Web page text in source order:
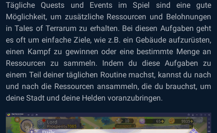
Tägliche Quests und Events im Spiel sind eine gute
Möglichkeit, um zusätzliche Ressourcen und Belohnungen
in Tales of Terrarum zu erhalten. Bei diesen Aufgaben geht
es oft um einfache Ziele, wie z.B. ein Gebäude aufzurüsten,
einen Kampf zu gewinnen oder eine bestimmte Menge an
Ressourcen zu sammeln. Indem du diese Aufgaben zu
einem Teil deiner täglichen Routine machst, kannst du nach
und nach die Ressourcen ansammeln, die du brauchst, um
deine Stadt und deine Helden voranzubringen.